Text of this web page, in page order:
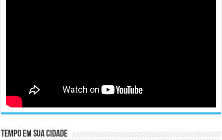
Tempo em sua cidade